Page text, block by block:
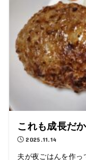
これも成長だ
2025.11.14
夫が夜ごはんを作